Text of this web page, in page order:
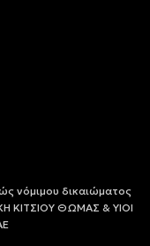
νόμιμου δικαιώματος
ΚΙΤΣΙΟΥ ΘΩΜΑΣ & ΥΙΟΙ